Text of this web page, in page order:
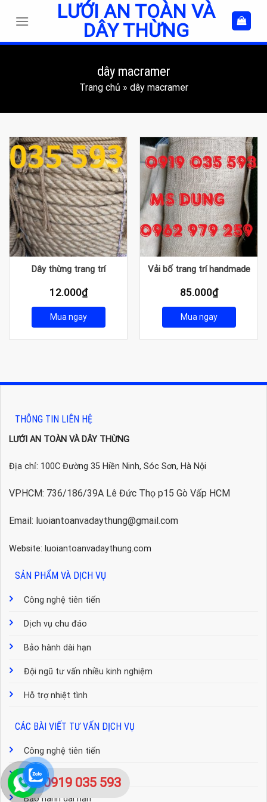
LƯỚI AN TOÀN VÀ
DÂY THỪNG
dây macramer
Trang chủ » dây macramer
Dây thừng trang trí
12.000₫
Mua ngay
Vải bố trang trí handmade
85.000₫
Mua ngay
THÔNG TIN LIÊN HỆ
LƯỚI AN TOÀN VÀ DÂY THỪNG
Địa chỉ: 100C Đường 35 Hiền Ninh, Sóc Sơn, Hà Nội
VPHCM: 736/186/39A Lê Đức Thọ p15 Gò Vấp HCM
Email: luoiantoanvadaythung@gmail.com
Website: luoiantoanvadaythung.com
SẢN PHẨM VÀ DỊCH VỤ
Công nghệ tiên tiến
Dịch vụ chu đáo
Bảo hành dài hạn
Đội ngũ tư vấn nhiều kinh nghiệm
Hỗ trợ nhiệt tình
CÁC BÀI VIẾT TƯ VẤN DỊCH VỤ
Công nghệ tiên tiến
Dịch vụ chu đáo
Bảo hành dài hạn
0919 035 593